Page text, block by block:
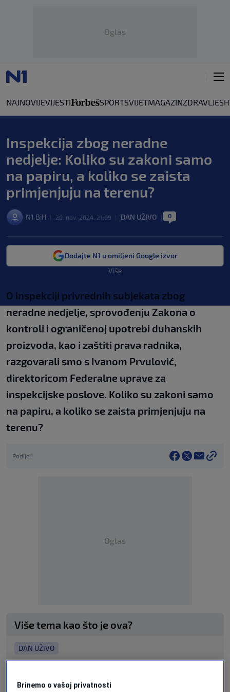
Oglas
NAJNOVIJEVIJESTI SPORTSVIJETMAGAZINZDRAVLJE
Inspekcija zbog neradne
nedjelje: Koliko su zakoni samo
na papiru, a koliko se zaista
primjenjuju na terenu?
N1 BiH 20. nov. 2024. 21:09 DAN UŽIVO 0
Dodajte N1 u omiljeni Google izvor
Više
O inspekciji privrednih subjekata zbog
neradne nedjelje, sprovođenju Zakona o
kontroli i ograničenoj upotrebi duhanskih
proizvoda, kao i zaštiti prava radnika,
razgovarali smo s Ivanom Prvulović,
direktoricom Federalne uprave za
inspekcijske poslove. Koliko su zakoni samo
na papiru, a koliko se zaista primjenjuju na
terenu?
Podijeli
Oglas
Više tema kao što je ova?
DAN UŽIVO
Brinemo o vašoj privatnosti